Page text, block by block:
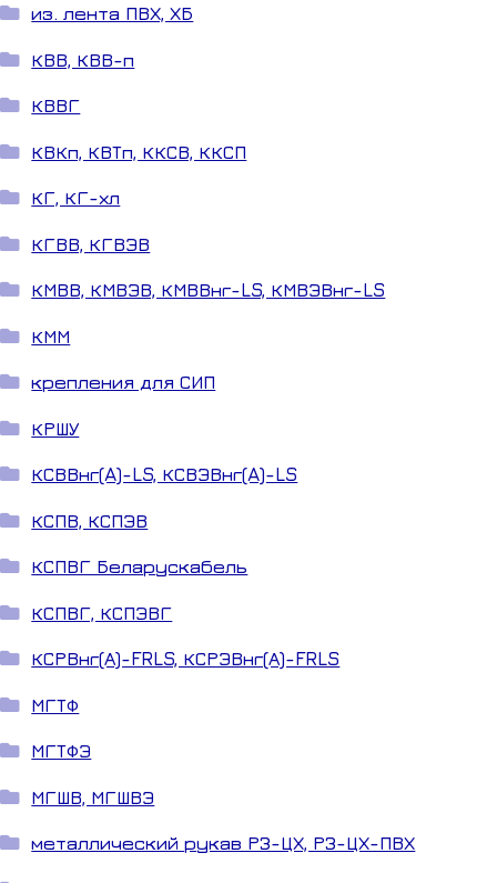
из. лента ПВХ, ХБ
КВВ, КВВ-п
КВВГ
КВКп, КВТп, ККСВ, ККСП
КГ, КГ-хл
КГВВ, КГВЭВ
КМВВ, КМВЭВ, КМВВнг-LS, КМВЭВнг-LS
КММ
крепления для СИП
КРШУ
КСВВнг(A)-LS, КСВЭВнг(A)-LS
КСПВ, КСПЭВ
КСПВГ Беларускабель
КСПВГ, КСПЭВГ
КСРВнг(А)-FRLS, КСРЭВнг(А)-FRLS
МГТФ
МГТФЭ
МГШВ, МГШВЭ
металлический рукав РЗ-ЦХ, РЗ-ЦХ-ПВХ